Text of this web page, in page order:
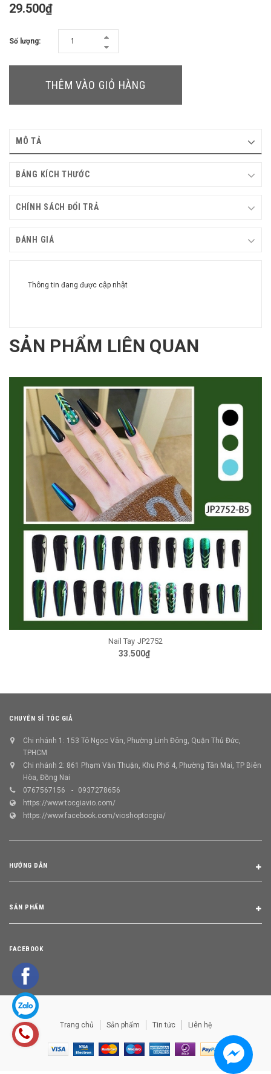
29.500₫
Số lượng:
THÊM VÀO GIỎ HÀNG
MÔ TẢ
BẢNG KÍCH THƯỚC
CHÍNH SÁCH ĐỔI TRẢ
ĐÁNH GIÁ
Thông tin đang được cập nhật
SẢN PHẨM LIÊN QUAN
Nail Tay JP2752
33.500₫
CHUYÊN SỈ TÓC GIẢ
Chi nhánh 1: 153 Tô Ngọc Vân, Phường Linh Đông, Quận Thủ Đức,
TPHCM
Chi nhánh 2: 861 Phạm Văn Thuận, Khu Phố 4, Phường Tân Mai, TP Biên
Hòa, Đồng Nai
0767567156
0937278656
https://www.tocgiavio.com/
https://www.facebook.com/vioshoptocgia/
HƯỚNG DẪN
SẢN PHẨM
FACEBOOK
Trang chủ Sản phẩm Tin tức Liên hệ